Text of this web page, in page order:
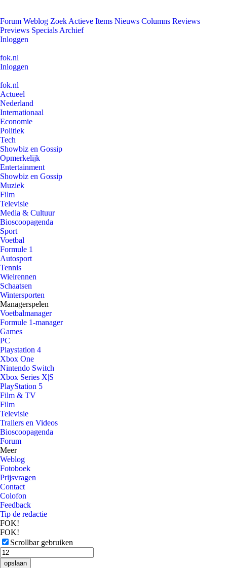
Forum Weblog Zoek Actieve Items Nieuws Columns Reviews
Previews Specials Archief
Inloggen
fok.nl
Inloggen
fok.nl
Actueel
Nederland
Internationaal
Economie
Politiek
Tech
Showbiz en Gossip
Opmerkelijk
Entertainment
Showbiz en Gossip
Muziek
Film
Televisie
Media & Cultuur
Bioscoopagenda
Sport
Voetbal
Formule 1
Autosport
Tennis
Wielrennen
Schaatsen
Wintersporten
Managerspelen
Voetbalmanager
Formule 1-manager
Games
PC
Playstation 4
Xbox One
Nintendo Switch
Xbox Series X|S
PlayStation 5
Film & TV
Film
Televisie
Trailers en Videos
Bioscoopagenda
Forum
Meer
Weblog
Fotoboek
Prijsvragen
Contact
Colofon
Feedback
Tip de redactie
FOK!
FOK!
Scrollbar gebruiken
opslaan